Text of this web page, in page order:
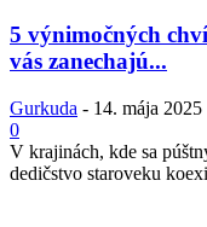
5 výnimočných
vás zanechajú...
Gurkuda - 14. mája 2025
0
V krajinách, kde sa
dedičstvo staroveku